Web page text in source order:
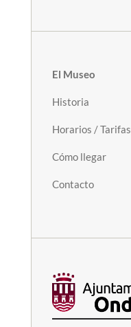
El Museo
Historia
Horarios / Tarifas
Cómo llegar
Contacto